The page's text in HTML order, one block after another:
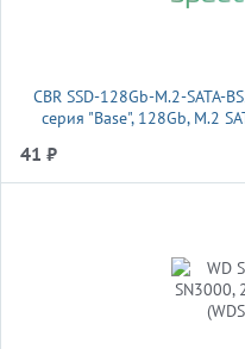
CBR SSD-128Gb-M.2-SATA-
серия "Base", 128Gb, M.2
41 ₽